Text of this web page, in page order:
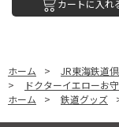
カートに入れ
ホーム > JR東海鉄道
>
ドクターイエローお
ホーム
> 鉄道グッズ